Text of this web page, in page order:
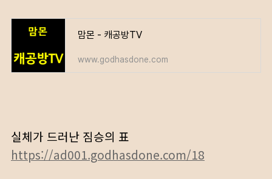
맘몬 - 캐공방TV
www.godhasdone.com
실체가 드러난 짐승의 표
https://ad001.godhasdone.com/18